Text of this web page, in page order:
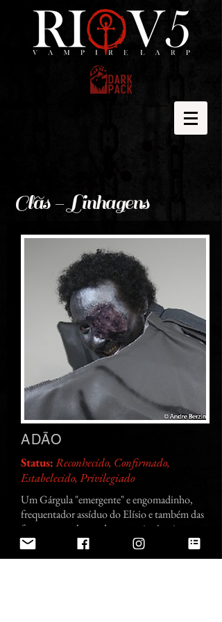
Clãs - Linhagens
Status:Reconhecido, Confirmado,
Estabelecido, Privilegiado
ADÃO
Um Gárgula "emergente" e engomadinho,
frequentador assíduo do Elísio e também das
festas carnavalescas dos mortais. Apoiava
abertamente o status de Cidade Livre, e às vezes
é visto com outros Gárgulas, que parecem estar